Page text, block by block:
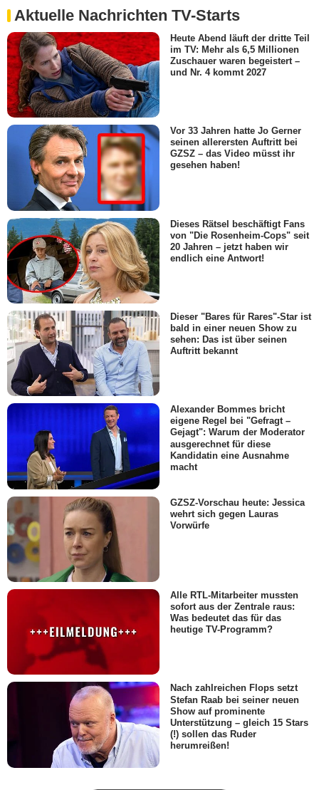
Aktuelle Nachrichten TV-Starts
Heute Abend läuft der dritte Teil
im TV: Mehr als 6,5 Millionen
Zuschauer waren begeistert –
und Nr. 4 kommt 2027
Vor 33 Jahren hatte Jo Gerner
seinen allerersten Auftritt bei
GZSZ – das Video müsst ihr
gesehen haben!
Dieses Rätsel beschäftigt Fans
von "Die Rosenheim-Cops" seit
20 Jahren – jetzt haben wir
endlich eine Antwort!
Dieser "Bares für Rares"-Star ist
bald in einer neuen Show zu
sehen: Das ist über seinen
Auftritt bekannt
Alexander Bommes bricht
eigene Regel bei "Gefragt –
Gejagt": Warum der Moderator
ausgerechnet für diese
Kandidatin eine Ausnahme
macht
GZSZ-Vorschau heute: Jessica
wehrt sich gegen Lauras
Vorwürfe
Alle RTL-Mitarbeiter mussten
sofort aus der Zentrale raus:
Was bedeutet das für das
heutige TV-Programm?
Nach zahlreichen Flops setzt
Stefan Raab bei seiner neuen
Show auf prominente
Unterstützung – gleich 15 Stars
(!) sollen das Ruder
herumreißen!